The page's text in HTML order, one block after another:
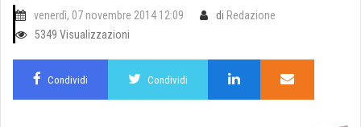
venerdì, 07 novembre 2014 12:09 di Redazione
5349 Visualizzazioni
Condividi Condividi